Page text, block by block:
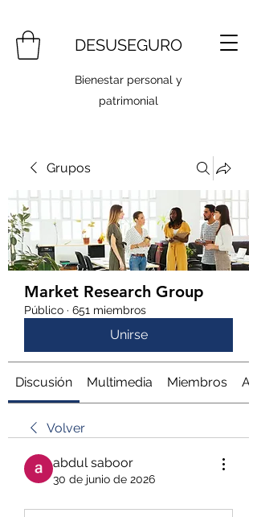
DESUSEGURO
Bienestar personal y
patrimonial
Grupos
Market Research Group
Público · 651 miembros
Unirse
Discusión Multimedia Miembros
Volver
abdul saboor
30 de junio de 2026